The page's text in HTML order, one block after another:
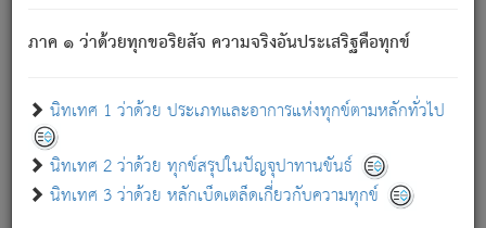
ภาค ๑ ว่าด้วยทุกขอริยสัจ ความจริงอันประเสริฐคือทุกข์
นิทเทศ 1 ว่าด้วย ประเภทและอาการแห่งทุกข์ตามหลักทั่วไป
นิทเทศ 2 ว่าด้วย ทุกข์สรุปในปัญจุปาทานขันธ์
นิทเทศ 3 ว่าด้วย หลักเบ็ดเตล็ดเกี่ยวกับความทุกข์
ภพ ว่ามีได้เพราะวิภพ[2]: เรากล่าวว่า สมณะหรือพราหมณ์ทั้ง
ปวงนั้น ก็ยังสลัดภพออกไปไม่ได้.
ก็ทุกข์นี้มีขึ้น เพราะอาศัยซึ่งอุปธิทั้งปวง.
เพราะความสิ้นไปแห่งอุปาทานทั้งปวง ความเกิดขึ้นแห่ง
ทุกข์จึงไม่มี.
ท่านจงดูโลกนี้เถิด (จะเห็นว่า) สัตว์ทั้งหลายอันอวิชาหนา
แน่นบังหนาแล้ว; และว่า สัตว์ผู้ยินดีในภพอันเป็นแล้วนั้น ย่อม